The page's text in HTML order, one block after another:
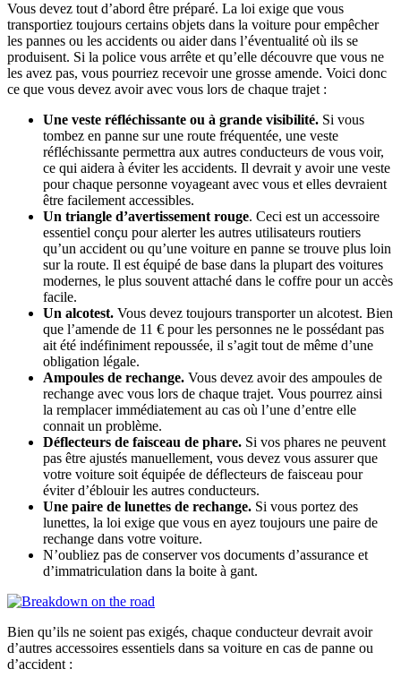
Vous devez tout d’abord être préparé. La loi exige que vous
transportiez toujours certains objets dans la voiture pour empêcher
les pannes ou les accidents ou aider dans l’éventualité où ils se
produisent. Si la police vous arrête et qu’elle découvre que vous ne
les avez pas, vous pourriez recevoir une grosse amende. Voici donc
ce que vous devez avoir avec vous lors de chaque trajet :
Une veste réfléchissante ou à grande visibilité. Si vous
tombez en panne sur une route fréquentée, une veste
réfléchissante permettra aux autres conducteurs de vous voir,
ce qui aidera à éviter les accidents. Il devrait y avoir une veste
pour chaque personne voyageant avec vous et elles devraient
être facilement accessibles.
Un triangle d’avertissement rouge. Ceci est un accessoire
essentiel conçu pour alerter les autres utilisateurs routiers
qu’un accident ou qu’une voiture en panne se trouve plus loin
sur la route. Il est équipé de base dans la plupart des voitures
modernes, le plus souvent attaché dans le coffre pour un accès
facile.
Un alcotest. Vous devez toujours transporter un alcotest. Bien
que l’amende de 11 € pour les personnes ne le possédant pas
ait été indéfiniment repoussée, il s’agit tout de même d’une
obligation légale.
Ampoules de rechange. Vous devez avoir des ampoules de
rechange avec vous lors de chaque trajet. Vous pourrez ainsi
la remplacer immédiatement au cas où l’une d’entre elle
connait un problème.
Déflecteurs de faisceau de phare. Si vos phares ne peuvent
pas être ajustés manuellement, vous devez vous assurer que
votre voiture soit équipée de déflecteurs de faisceau pour
éviter d’éblouir les autres conducteurs.
Une paire de lunettes de rechange. Si vous portez des
lunettes, la loi exige que vous en ayez toujours une paire de
rechange dans votre voiture.
N’oubliez pas de conserver vos documents d’assurance et
d’immatriculation dans la boite à gant.
Bien qu’ils ne soient pas exigés, chaque conducteur devrait avoir
d’autres accessoires essentiels dans sa voiture en cas de panne ou
d’accident :